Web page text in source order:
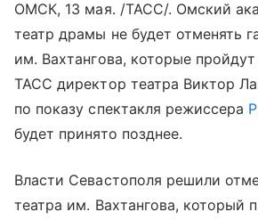
ОМСК, 13 мая. /ТАСС/. Омский
театр драмы не будет отменять
им. Вахтангова, которые
ТАСС директор театра Виктор
по показу спектакля режиссера
будет принято позднее.
Власти Севастополя решили
театра им. Вахтангова, который